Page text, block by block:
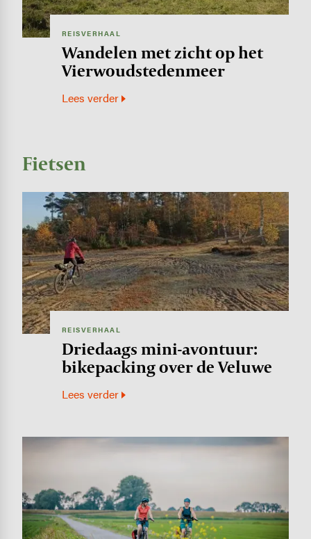
REISVERHAAL
Wandelen met zicht op het
Vierwoudstedenmeer
Lees verder
Fietsen
Image
REISVERHAAL
Driedaags mini-avontuur:
bikepacking over de Veluwe
Lees verder
Image